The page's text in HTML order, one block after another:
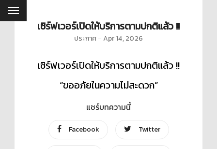
เซิร์ฟเวอร์เปิดให้บริการตามปกติแล้ว !!
ประกาศ Apr 14, 2026
เซิร์ฟเวอร์เปิดให้บริการตามปกติแล้ว !!
“ขออภัยในความไม่สะดวก”
แชร์บทความนี้
Facebook Twitter